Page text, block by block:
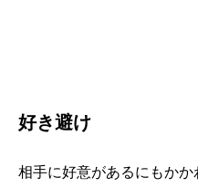
好き避け
相手に好意があるにもか